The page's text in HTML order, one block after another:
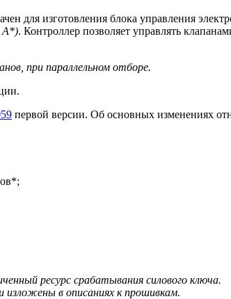
для изготовления блока управления
А*). Контроллер позволяет управлять
при параллельном отборе.
первой версии. Об основных изменениях
ресурс срабатывания силового ключа.
изложены в описаниях к прошивкам.